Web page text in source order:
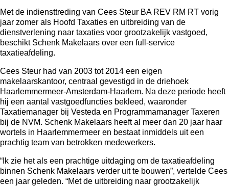
Met de indiensttreding van Cees Steur BA REV RM RT vorig
jaar zomer als Hoofd Taxaties en uitbreiding van de
dienstverlening naar taxaties voor grootzakelijk vastgoed,
beschikt Schenk Makelaars over een full-service
taxatieafdeling.
Cees Steur had van 2003 tot 2014 een eigen
makelaarskantoor, centraal gevestigd in de driehoek
Haarlemmermeer-Amsterdam-Haarlem. Na deze periode heeft
hij een aantal vastgoedfuncties bekleed, waaronder
Taxatiemanager bij Vesteda en Programmamanager Taxeren
bij de NVM. Schenk Makelaars heeft al meer dan 20 jaar haar
wortels in Haarlemmermeer en bestaat inmiddels uit een
prachtig team van betrokken medewerkers.
“Ik zie het als een prachtige uitdaging om de taxatieafdeling
binnen Schenk Makelaars verder uit te bouwen”, vertelde Cees
een jaar geleden. “Met de uitbreiding naar grootzakelijk